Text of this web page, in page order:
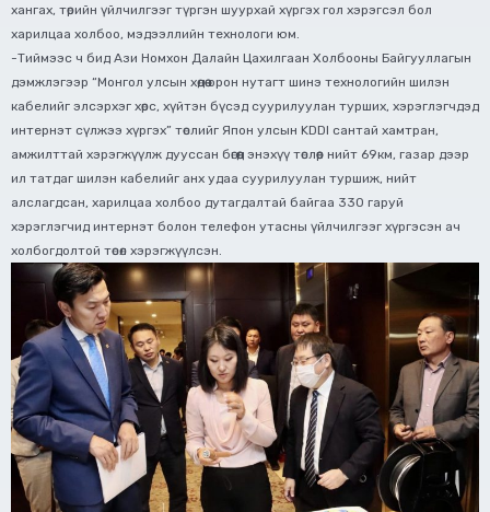
хангах, төрийн үйлчилгээг түргэн шуурхай хүргэх гол хэрэгсэл бол
харилцаа холбоо, мэдээллийн технологи юм.
-Тиймээс ч бид Ази Номхон Далайн Цахилгаан Холбооны Байгууллагын
дэмжлэгээр “Монгол улсын хөдөө орон нутагт шинэ технологийн шилэн
кабелийг элсэрхэг хөрс, хүйтэн бүсэд суурилуулан турших, хэрэглэгчдэд
интернэт сүлжээ хүргэх” төслийг Япон улсын KDDI сантай хамтран,
амжилттай хэрэгжүүлж дууссан бөгөөд энэхүү төслөөр нийт 69км, газар дээр
ил татдаг шилэн кабелийг анх удаа суурилуулан туршиж, нийт
алслагдсан, харилцаа холбоо дутагдалтай байгаа 330 гаруй
хэрэглэгчид интернэт болон телефон утасны үйлчилгээг хүргэсэн ач
холбогдолтой төсөл хэрэгжүүлсэн.